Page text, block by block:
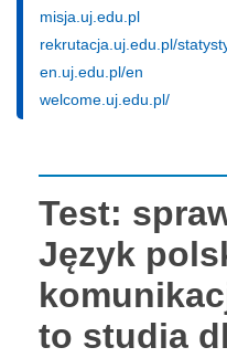
misja.uj.edu.pl
rekrutacja.uj.edu.pl/
en.uj.edu.pl/en
welcome.uj.edu.pl/
Test:
Język
to studia